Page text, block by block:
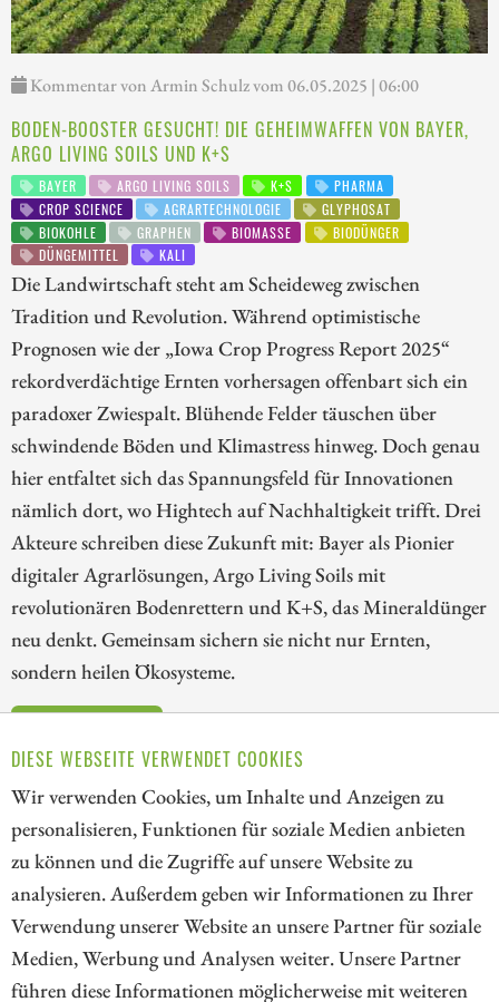
DIESE WEBSEITE VERWENDET COOKIES
Wir verwenden Cookies, um Inhalte und Anzeigen zu
personalisieren, Funktionen für soziale Medien anbieten
zu können und die Zugriffe auf unsere Website zu
analysieren. Außerdem geben wir Informationen zu Ihrer
Verwendung unserer Website an unsere Partner für soziale
Medien, Werbung und Analysen weiter. Unsere Partner
führen diese Informationen möglicherweise mit weiteren
Kommentar von Armin Schulz vom 06.05.2025 | 06:00
BODEN-BOOSTER GESUCHT! DIE GEHEIMWAFFEN VON BAYER,
ARGO LIVING SOILS UND K+S
BAYER ARGO LIVING SOILS K+S
PHARMA
CROP SCIENCE
AGRARTECHNOLOGIE
GLYPHOSAT
BIOKOHLE
GRAPHEN BIOMASSE
BIODÜNGER
DÜNGEMITTEL
KALI
Die Landwirtschaft steht am Scheideweg zwischen
Tradition und Revolution. Während optimistische
Prognosen wie der „Iowa Crop Progress Report 2025“
rekordverdächtige Ernten vorhersagen offenbart sich ein
paradoxer Zwiespalt. Blühende Felder täuschen über
schwindende Böden und Klimastress hinweg. Doch genau
hier entfaltet sich das Spannungsfeld für Innovationen
nämlich dort, wo Hightech auf Nachhaltigkeit trifft. Drei
Akteure schreiben diese Zukunft mit: Bayer als Pionier
digitaler Agrarlösungen, Argo Living Soils mit
revolutionären Bodenrettern und K+S, das Mineraldünger
neu denkt. Gemeinsam sichern sie nicht nur Ernten,
sondern heilen Ökosysteme.
1
// kapitalerhoehungen.de - © 2026 - Die Informationsplattform für